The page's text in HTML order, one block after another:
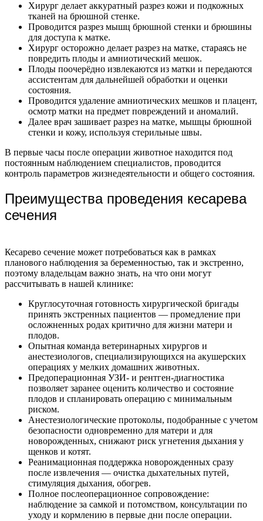
Хирург делает аккуратный разрез кожи и подкожных
тканей на брюшной стенке.
Проводится разрез мышц брюшной стенки и брюшины
для доступа к матке.
Хирург осторожно делает разрез на матке, стараясь не
повредить плоды и амниотический мешок.
Плоды поочерёдно извлекаются из матки и передаются
ассистентам для дальнейшей обработки и оценки
состояния.
Проводится удаление амниотических мешков и плацент,
осмотр матки на предмет повреждений и аномалий.
Далее врач зашивает разрез на матке, мышцы брюшной
стенки и кожу, используя стерильные швы.
В первые часы после операции животное находится под
постоянным наблюдением специалистов, проводится
контроль параметров жизнедеятельности и общего состояния.
Преимущества проведения кесарева
сечения
Кесарево сечение может потребоваться как в рамках
планового наблюдения за беременностью, так и экстренно,
поэтому владельцам важно знать, на что они могут
рассчитывать в нашей клинике:
Круглосуточная готовность хирургической бригады
принять экстренных пациентов — промедление при
осложненных родах критично для жизни матери и
плодов.
Опытная команда ветеринарных хирургов и
анестезиологов, специализирующихся на акушерских
операциях у мелких домашних животных.
Предоперационная УЗИ- и рентген-диагностика
позволяет заранее оценить количество и состояние
плодов и спланировать операцию с минимальным
риском.
Анестезиологические протоколы, подобранные с учетом
безопасности одновременно для матери и для
новорожденных, снижают риск угнетения дыхания у
щенков и котят.
Реанимационная поддержка новорожденных сразу
после извлечения — очистка дыхательных путей,
стимуляция дыхания, обогрев.
Полное послеоперационное сопровождение:
наблюдение за самкой и потомством, консультации по
уходу и кормлению в первые дни после операции.